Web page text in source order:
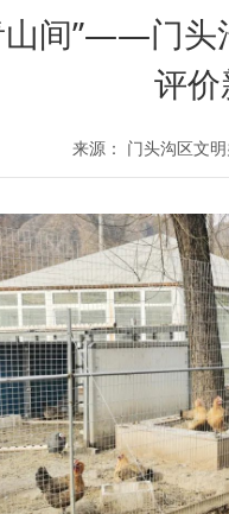
间”——门头
评
来源： 门头沟区文